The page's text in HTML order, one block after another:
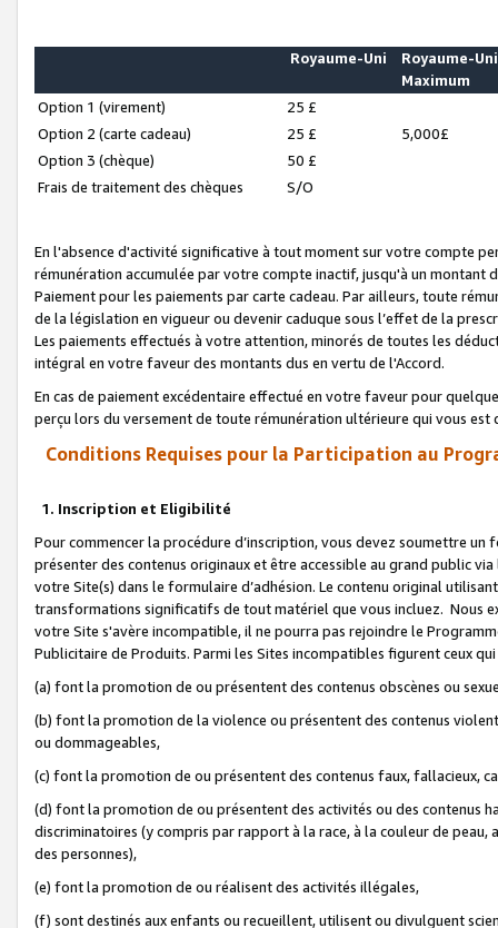
Royaume-Uni
Royaume-Uni
Maximum
Option 1 (virement)
25 £
Option 2 (carte cadeau)
25 £
5,000£
Option 3 (chèque)
50 £
Frais de traitement des chèques
S/O
En l'absence d'activité significative à tout moment sur votre compte
rémunération accumulée par votre compte inactif, jusqu'à un montant
Paiement pour les paiements par carte cadeau. Par ailleurs, toute
de la législation en vigueur ou devenir caduque sous l’effet de la
Les paiements effectués à votre attention, minorés de toutes les
intégral en votre faveur des montants dus en vertu de l'Accord.
En cas de paiement excédentaire effectué en votre faveur pour
perçu lors du versement de toute rémunération ultérieure qui vous est
Conditions Requises pour la Participation au
1. Inscription et Eligibilité
Pour commencer la procédure d’inscription, vous devez soumettre
présenter des contenus originaux et être accessible au grand public
votre Site(s) dans le formulaire d’adhésion. Le contenu original
transformations significatifs de tout matériel que vous incluez. Nous
votre Site s'avère incompatible, il ne pourra pas rejoindre le
Publicitaire de Produits. Parmi les Sites incompatibles figurent ceux
(a) font la promotion de ou présentent des contenus obscènes ou
(b) font la promotion de la violence ou présentent des contenus
ou dommageables,
(c) font la promotion de ou présentent des contenus faux, fallacieux,
(d) font la promotion de ou présentent des activités ou des contenus
discriminatoires (y compris par rapport à la race, à la couleur de
des personnes),
(e) font la promotion de ou réalisent des activités illégales,
(f) sont destinés aux enfants ou recueillent, utilisent ou divulguent